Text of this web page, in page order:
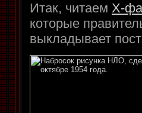
Итак, читаем Х-
которые
выкладывает